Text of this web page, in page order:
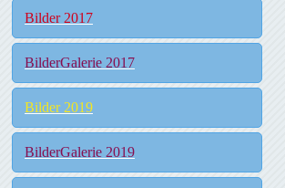
Bilder 2017
BilderGalerie 2017
Bilder 2019
BilderGalerie 2019